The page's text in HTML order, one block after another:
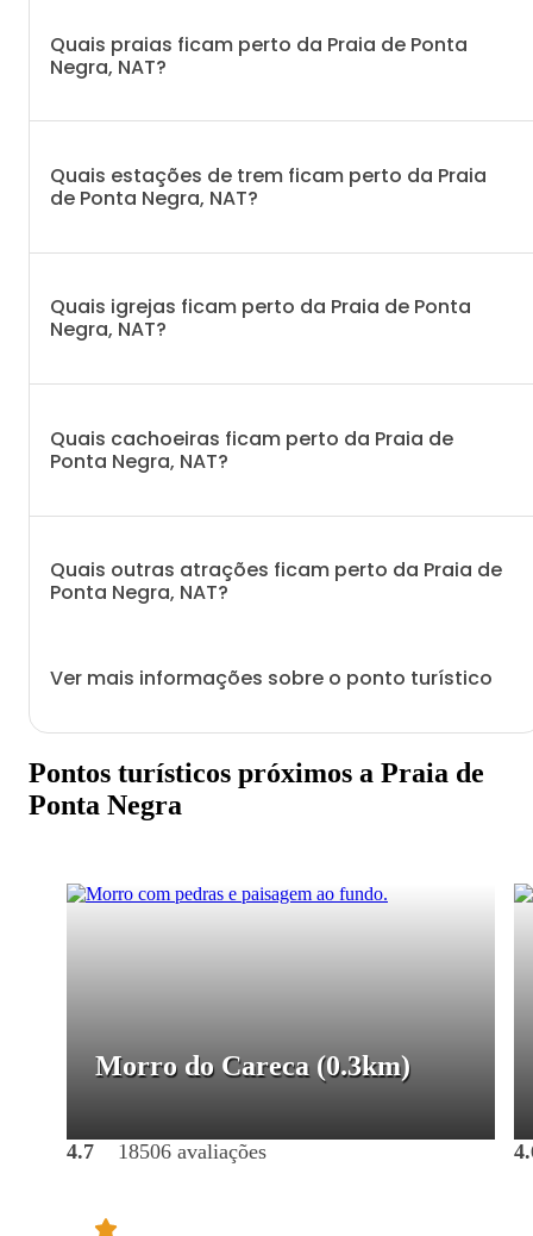
Quais praias ficam perto da Praia de Ponta
Negra, NAT?
Quais estações de trem ficam perto da Praia
de Ponta Negra, NAT?
Quais igrejas ficam perto da Praia de Ponta
Negra, NAT?
Quais cachoeiras ficam perto da Praia de
Ponta Negra, NAT?
Quais outras atrações ficam perto da Praia de
Ponta Negra, NAT?
Ver mais informações sobre o ponto turístico
Pontos turísticos próximos a Praia de
Ponta Negra
Morro do Careca (0.3km)
4.7 18506 avaliações